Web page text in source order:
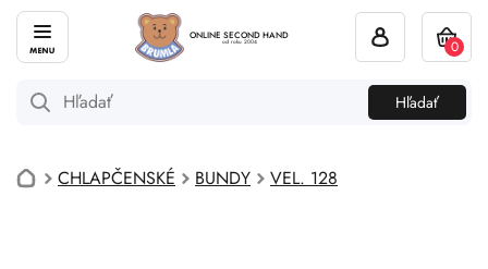
ONLINE SECOND HAND
od roku 2004
Hľadať
0
CHLAPČENSKÉ BUNDY VEL. 128